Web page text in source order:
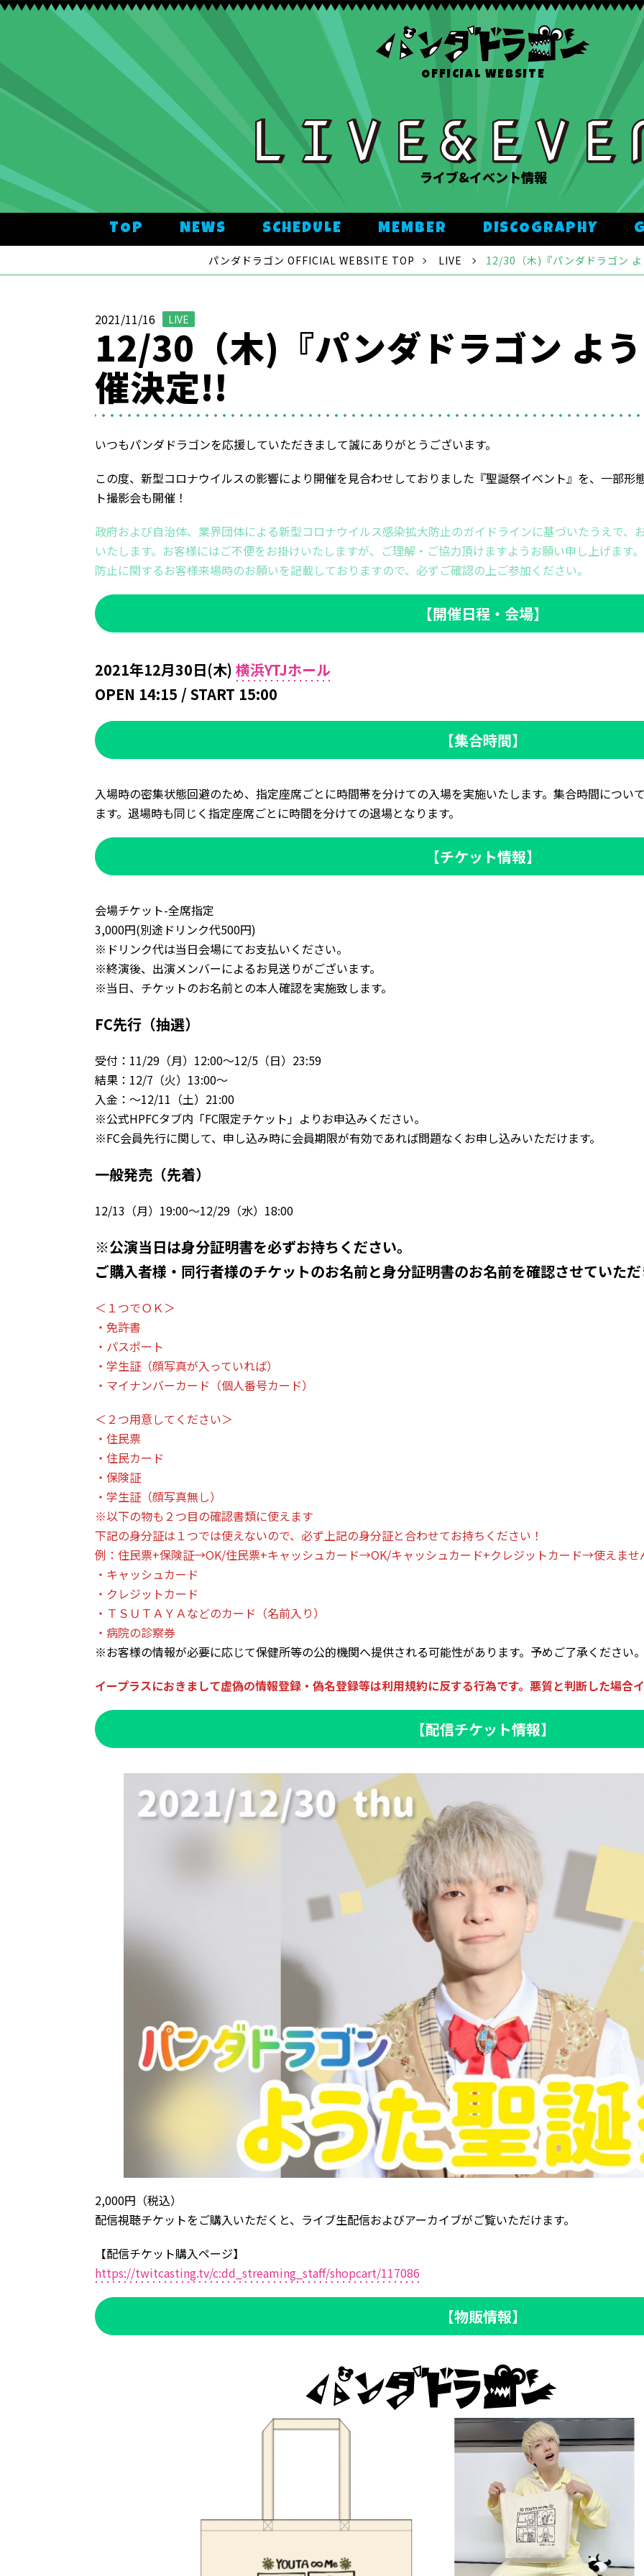
OFFICIAL WEBSITE
ライブ&イベント情報
TOP NEWS SCHEDULE MEMBER DISCOGRAPHY
パンダドラゴン OFFICIAL WEBSITE TOP LIVE 12/30（木)『パンダドラゴン
2021/11/16 LIVE
12/30（木)『パンダドラゴン よ
催決定!!
いつもパンダドラゴンを応援していただきまして誠にありがとうございます。
この度、新型コロナウイルスの影響により開催を見合わせしておりました『聖誕祭イベント』を、一部
ト撮影会も開催！
政府および自治体、業界団体による新型コロナウイルス感染拡大防止のガイドラインに基づいたうえで、
いたします。お客様にはご不便をお掛けいたしますが、ご理解・ご協力頂けますようお願い申し上げます
防止に関するお客様来場時のお願いを記載しておりますので、必ずご確認の上ご参加ください。
【開催日程・会場】
2021年12月30日(木) 横浜YTJホール
OPEN 14:15 / START 15:00
【集合時間】
入場時の密集状態回避のため、指定座席ごとに時間帯を分けての入場を実施いたします。集合時間につい
ます。退場時も同じく指定座席ごとに時間を分けての退場となります。
【チケット情報】
会場チケット-全席指定
3,000円(別途ドリンク代500円)
※ドリンク代は当日会場にてお支払いください。
※終演後、出演メンバーによるお見送りがございます。
※当日、チケットのお名前との本人確認を実施致します。
FC先行（抽選）
受付：11/29（月）12:00～12/5（日）23:59
結果：12/7（火）13:00～
入金：～12/11（土）21:00
※公式HPFCタブ内「FC限定チケット」よりお申込みください。
※FC会員先行に関して、申し込み時に会員期限が有効であれば問題なくお申し込みいただけます。
一般発売（先着）
12/13（月）19:00～12/29（水）18:00
※公演当日は身分証明書を必ずお持ちください。
ご購入者様・同行者様のチケットのお名前と身分証明書のお名前を確認させていた
＜１つでＯＫ＞
・免許書
・パスポート
・学生証（顔写真が入っていれば）
・マイナンバーカード（個人番号カード）
＜２つ用意してください＞
・住民票
・住民カード
・保険証
・学生証（顔写真無し）
※以下の物も２つ目の確認書類に使えます
下記の身分証は１つでは使えないので、必ず上記の身分証と合わせてお持ちください！
例：住民票+保険証→OK/住民票+キャッシュカード→OK/キャッシュカード+クレジットカード→使えませ
・キャッシュカード
・クレジットカード
・ＴＳＵＴＡＹＡなどのカード（名前入り）
・病院の診察券
※お客様の情報が必要に応じて保健所等の公的機関へ提供される可能性があります。予めご了承ください
イープラスにおきまして虚偽の情報登録・偽名登録等は利用規約に反する行為です。悪質と判断した場合
【配信チケット情報】
2,000円（税込）
配信視聴チケットをご購入いただくと、ライブ生配信およびアーカイブがご覧いただけます。
【配信チケット購入ページ】
https://twitcasting.tv/c:dd_streaming_staff/shopcart/117086
【物販情報】